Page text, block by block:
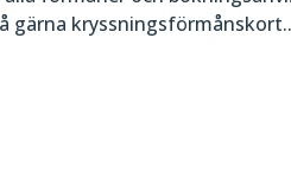
gärna